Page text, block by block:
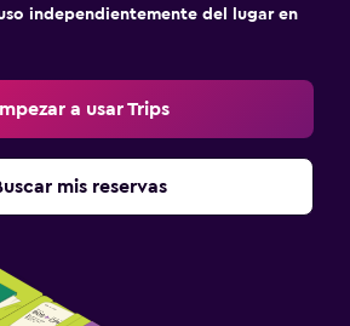
independientemente del lugar en
a usar Trips
mis reservas